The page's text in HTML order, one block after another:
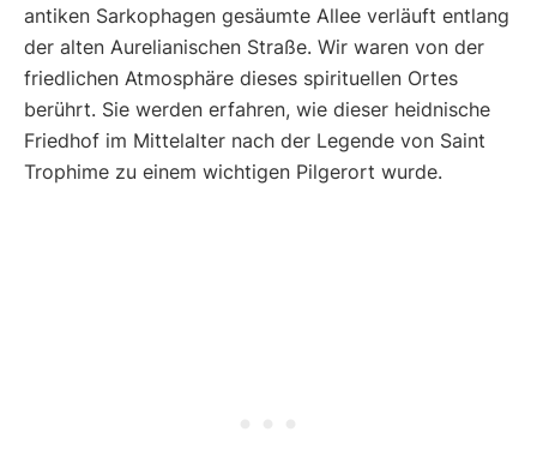
antiken Sarkophagen gesäumte Allee verläuft entlang
der alten Aurelianischen Straße. Wir waren von der
friedlichen Atmosphäre dieses spirituellen Ortes
berührt. Sie werden erfahren, wie dieser heidnische
Friedhof im Mittelalter nach der Legende von Saint
Trophime zu einem wichtigen Pilgerort wurde.